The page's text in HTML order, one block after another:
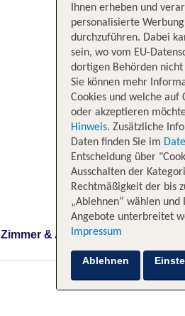
Zimmer & Angebote
Ihnen erheben und
personalisierte
durchzuführen. Dabei
sein, wo vom EU-
dortigen Behörden nicht
Sie können mehr
Cookies und welche auf
oder akzeptieren
Hinweis. Zusätzliche
Daten finden Sie im
Entscheidung über
Ausschalten der
Rechtmäßigkeit der bis
„Ablehnen“ wählen
Angebote unterbreitet
Impressum
Ablehnen